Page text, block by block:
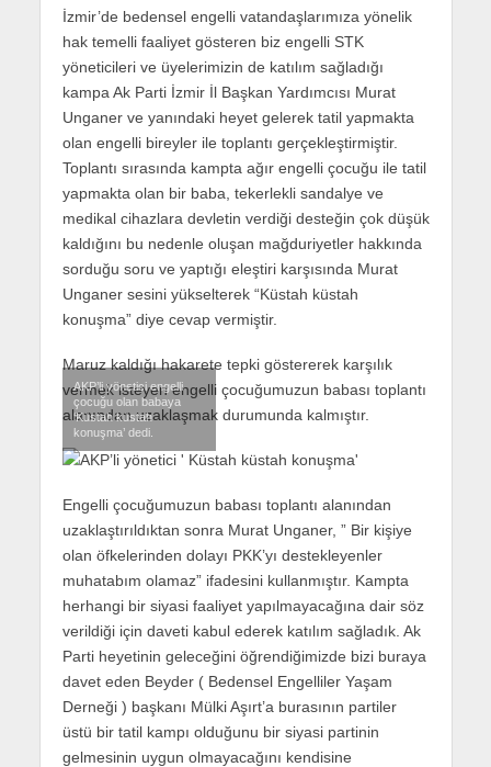
İzmir’de bedensel engelli vatandaşlarımıza yönelik
hak temelli faaliyet gösteren biz engelli STK
yöneticileri ve üyelerimizin de katılım sağladığı
kampa Ak Parti İzmir İl Başkan Yardımcısı Murat
Unganer ve yanındaki heyet gelerek tatil yapmakta
olan engelli bireyler ile toplantı gerçekleştirmiştir.
Toplantı sırasında kampta ağır engelli çocuğu ile tatil
yapmakta olan bir baba, tekerlekli sandalye ve
medikal cihazlara devletin verdiği desteğin çok düşük
kaldığını bu nedenle oluşan mağduriyetler hakkında
sorduğu soru ve yaptığı eleştiri karşısında Murat
Unganer sesini yükselterek “Küstah küstah
konuşma” diye cevap vermiştir.
Maruz kaldığı hakarete tepki göstererek karşılık
vermek isteyen engelli çocuğumuzun babası toplantı
alanından uzaklaşmak durumunda kalmıştır.
AKP’li yönetici engelli
çocuğu olan babaya
‘Küstah küstah
konuşma’ dedi.
Engelli çocuğumuzun babası toplantı alanından
uzaklaştırıldıktan sonra Murat Unganer, ” Bir kişiye
olan öfkelerinden dolayı PKK’yı destekleyenler
muhatabım olamaz” ifadesini kullanmıştır. Kampta
herhangi bir siyasi faaliyet yapılmayacağına dair söz
verildiği için daveti kabul ederek katılım sağladık. Ak
Parti heyetinin geleceğini öğrendiğimizde bizi buraya
davet eden Beyder ( Bedensel Engelliler Yaşam
Derneği ) başkanı Mülki Aşırt’a burasının partiler
üstü bir tatil kampı olduğunu bir siyasi partinin
gelmesinin uygun olmayacağını kendisine